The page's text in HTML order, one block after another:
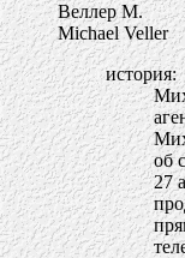
Веллер М.
Michael Veller
история:
об
27